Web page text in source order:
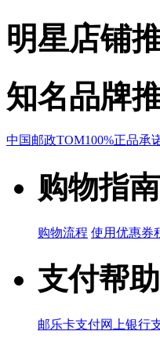
明星店铺
知名品牌
中国邮政TOM100%正品承
购物指南
购物流程 使用优惠券
支付帮助
邮乐卡支付网上银行